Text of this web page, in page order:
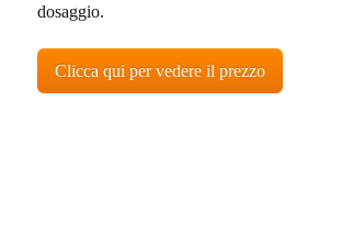
dosaggio.
Clicca qui per vedere il prezzo